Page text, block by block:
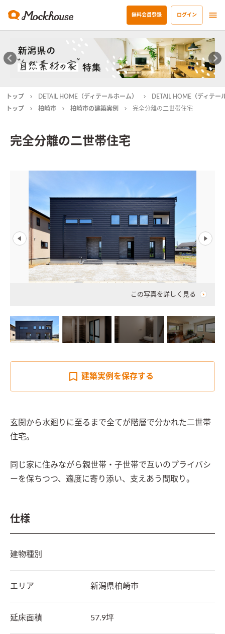
無料会員登録 ログイン
トップ DETAIL HOME（ディテールホーム）
DETAIL HOME（ディテ
トップ
柏崎市 柏崎市の建築実例 完全分離の二世帯住宅
完全分離の二世帯住宅
この写真を詳しく見る
建築実例を保存する
玄関から水廻りに至るまで全てが階層で分かれた二世帯
住宅。
同じ家に住みながら親世帯・子世帯で互いのプライバシ
ーを保ちつつ、適度に寄り添い、支えあう間取り。
仕様
建物種別
エリア 新潟県柏崎市
延床面積 57.9坪